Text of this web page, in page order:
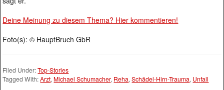
Deine Meinung zu diesem Thema? Hier kommentieren!
Foto(s): © HauptBruch GbR
Filed Under:Top-Stories
Tagged With:Arzt, Michael Schumacher, Reha,Schädel-Hirn-Trauma, Unfall